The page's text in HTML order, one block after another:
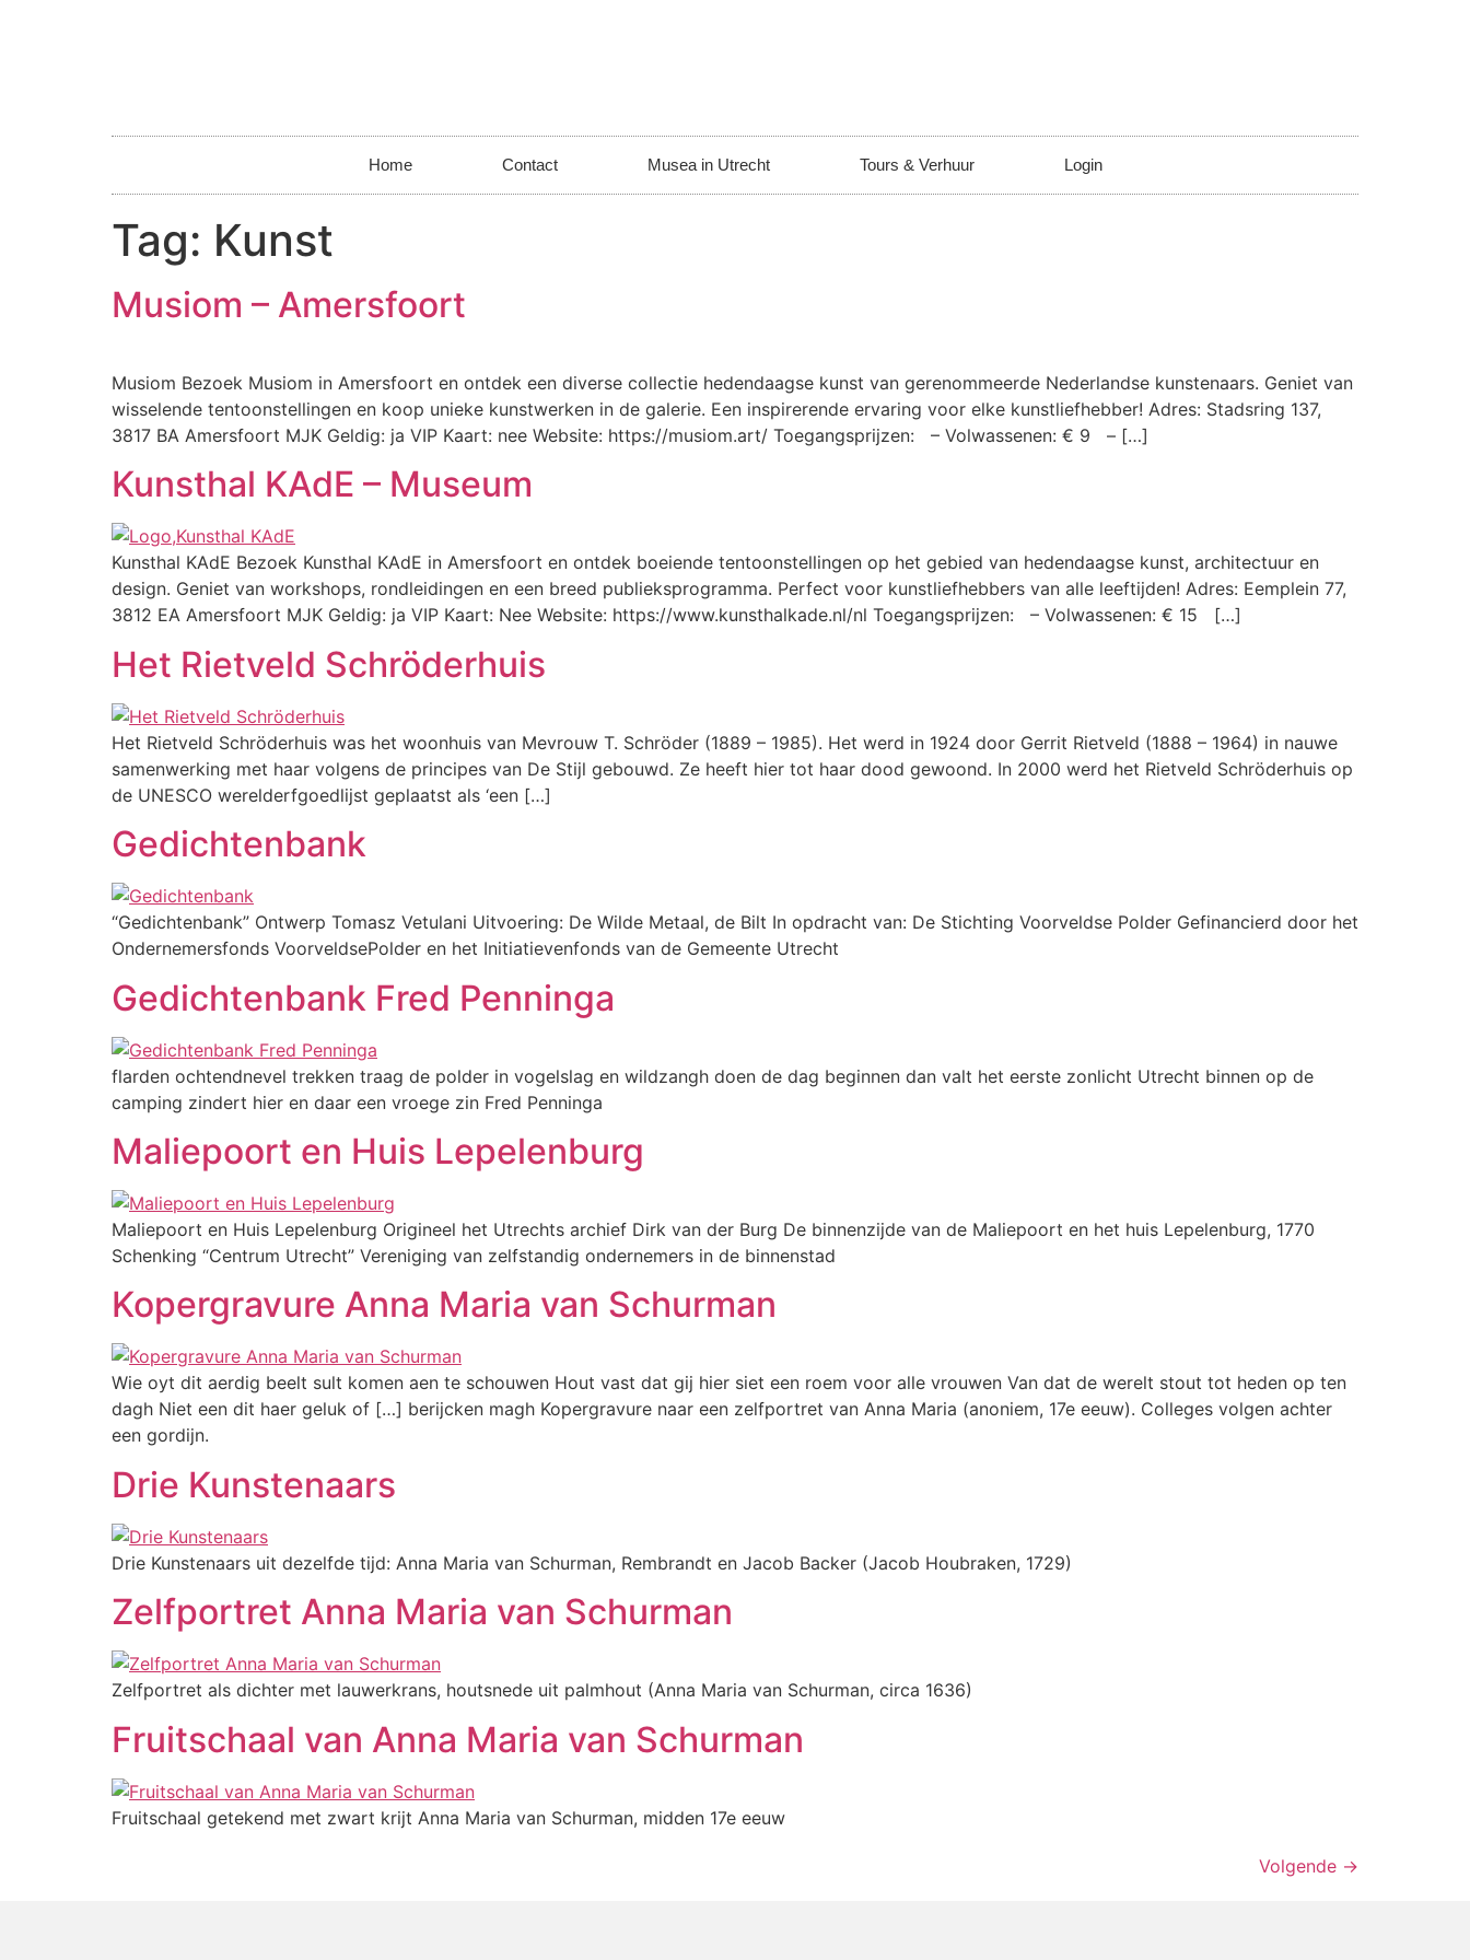
Home Contact Musea in Utrecht Tours & Verhuur Login
Tag: Kunst
Musiom – Amersfoort
Musiom Bezoek Musiom in Amersfoort en ontdek een diverse collectie hedendaagse kunst van gerenommeerde Nederlandse kunstenaars. Geniet van
wisselende tentoonstellingen en koop unieke kunstwerken in de galerie. Een inspirerende ervaring voor elke kunstliefhebber! Adres: Stadsring 137,
3817 BA Amersfoort MJK Geldig: ja VIP Kaart: nee Website: https://musiom.art/ Toegangsprijzen: – Volwassenen: € 9 – […]
Kunsthal KAdE – Museum
Kunsthal KAdE Bezoek Kunsthal KAdE in Amersfoort en ontdek boeiende tentoonstellingen op het gebied van hedendaagse kunst, architectuur en
design. Geniet van workshops, rondleidingen en een breed publieksprogramma. Perfect voor kunstliefhebbers van alle leeftijden! Adres: Eemplein 77,
3812 EA Amersfoort MJK Geldig: ja VIP Kaart: Nee Website: https://www.kunsthalkade.nl/nl Toegangsprijzen: – Volwassenen: € 15 […]
Het Rietveld Schröderhuis
Het Rietveld Schröderhuis was het woonhuis van Mevrouw T. Schröder (1889 – 1985). Het werd in 1924 door Gerrit Rietveld (1888 – 1964) in nauwe
samenwerking met haar volgens de principes van De Stijl gebouwd. Ze heeft hier tot haar dood gewoond. In 2000 werd het Rietveld Schröderhuis op
de UNESCO werelderfgoedlijst geplaatst als ‘een […]
Gedichtenbank
“Gedichtenbank” Ontwerp Tomasz Vetulani Uitvoering: De Wilde Metaal, de Bilt In opdracht van: De Stichting Voorveldse Polder Gefinancierd door het
Ondernemersfonds VoorveldsePolder en het Initiatievenfonds van de Gemeente Utrecht
Gedichtenbank Fred Penninga
flarden ochtendnevel trekken traag de polder in vogelslag en wildzangh doen de dag beginnen dan valt het eerste zonlicht Utrecht binnen op de
camping zindert hier en daar een vroege zin Fred Penninga
Maliepoort en Huis Lepelenburg
Maliepoort en Huis Lepelenburg Origineel het Utrechts archief Dirk van der Burg De binnenzijde van de Maliepoort en het huis Lepelenburg, 1770
Schenking “Centrum Utrecht” Vereniging van zelfstandig ondernemers in de binnenstad
Kopergravure Anna Maria van Schurman
Wie oyt dit aerdig beelt sult komen aen te schouwen Hout vast dat gij hier siet een roem voor alle vrouwen Van dat de werelt stout tot heden op ten
dagh Niet een dit haer geluk of […] berijcken magh Kopergravure naar een zelfportret van Anna Maria (anoniem, 17e eeuw). Colleges volgen achter
een gordijn.
Drie Kunstenaars
Drie Kunstenaars uit dezelfde tijd: Anna Maria van Schurman, Rembrandt en Jacob Backer (Jacob Houbraken, 1729)
Zelfportret Anna Maria van Schurman
Zelfportret als dichter met lauwerkrans, houtsnede uit palmhout (Anna Maria van Schurman, circa 1636)
Fruitschaal van Anna Maria van Schurman
Fruitschaal getekend met zwart krijt Anna Maria van Schurman, midden 17e eeuw
Volgende →